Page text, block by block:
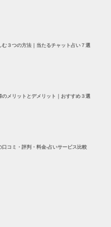
３つの方法｜当たるチャット占い７選
メリットとデメリット｜おすすめ３選
口コミ・評判・料金-占いサービス比較